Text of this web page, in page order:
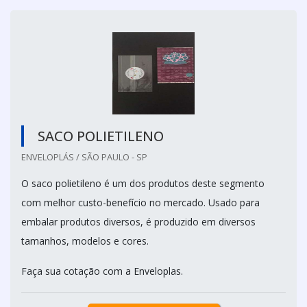
SACO POLIETILENO
ENVELOPLÁS / SÃO PAULO - SP
O saco polietileno é um dos produtos deste segmento
com melhor custo-benefício no mercado. Usado para
embalar produtos diversos, é produzido em diversos
tamanhos, modelos e cores.
Faça sua cotação com a Enveloplas.